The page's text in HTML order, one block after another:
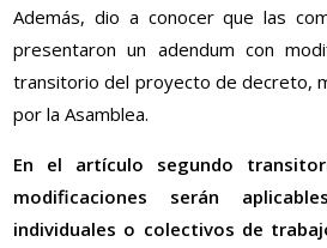
Además, dio a conocer que las
presentaron un adendum con
transitorio del proyecto de decreto,
por la Asamblea.
En el artículo segundo
modificaciones serán
individuales o colectivos de